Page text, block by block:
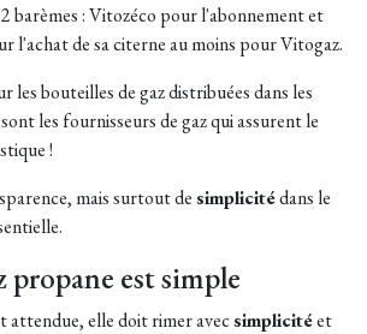
barèmes : Vitozéco pour l'abonnement et
l'achat de sa citerne au moins pour Vitogaz.
les bouteilles de gaz distribuées dans les
les fournisseurs de gaz qui assurent le
!
mais surtout desimplicitédans le
propane est simple
attendue, elle doit rimer avecsimplicitéet